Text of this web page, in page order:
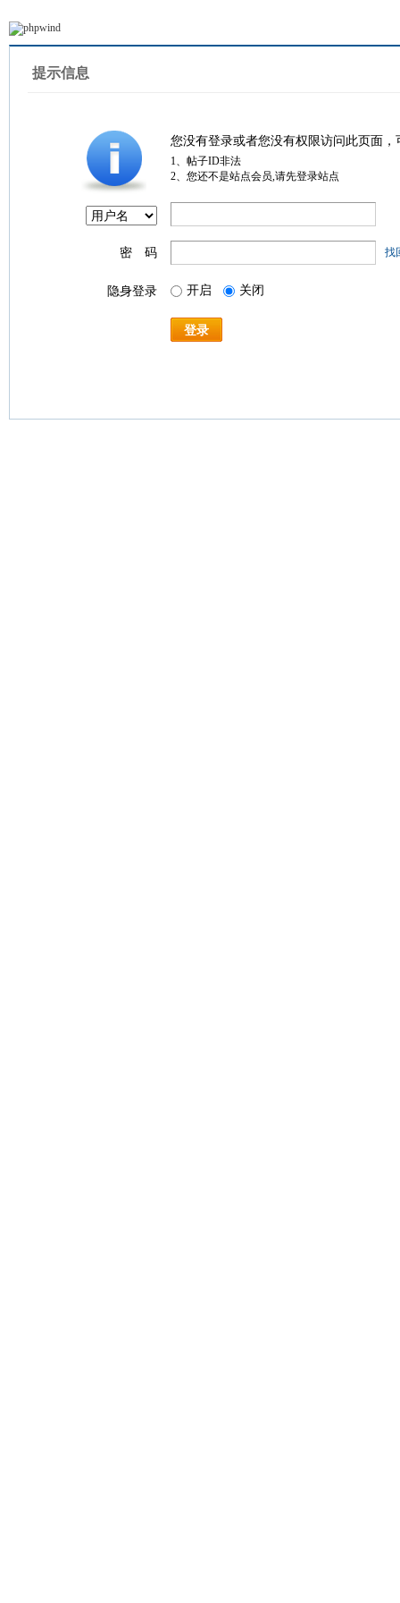
提示信息
您没有登录或者您没有权限访问此页面
1、帖子ID非法
2、您还不是站点会员,请先登录站点
密 码 找
隐身登录 开启 关闭
登录